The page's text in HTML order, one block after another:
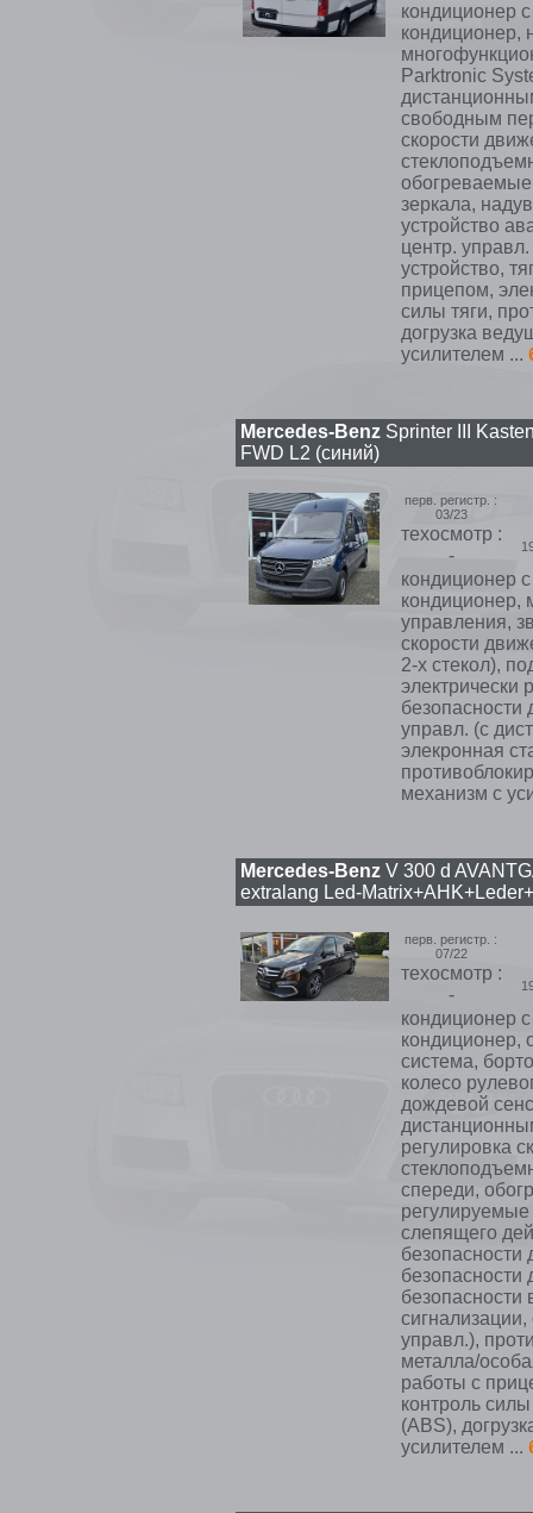
кондиционер
кондиционер,
Parktronic
свободным
скорости
обогреваемые
зеркала,
устройство
центр.
устройство,
прицепом,
силы тяги,
догрузка
усилителем ...
Mercedes-BenzSprinter III
FWD L2 (синий)
перв. регистр. :
03/23
техосмотр :
-
кондиционер
кондиционер,
управления,
скорости
2-х стекол),
электрически
безопасности
управл. (с
элекронная
механизм с
Mercedes-BenzV 300 d
extralang Led-
перв. регистр. :
07/22
техосмотр :
-
кондиционер
кондиционер,
система,
колесо
дождевой
регулировка
спереди,
регулируемые
слепящего
безопасности
безопасности
управл.),
металла/
работы с
контроль
(ABS),
усилителем ...